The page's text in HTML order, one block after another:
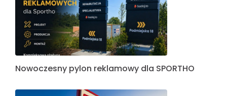
Nowoczesny pylon reklamowy dla SPORTHO